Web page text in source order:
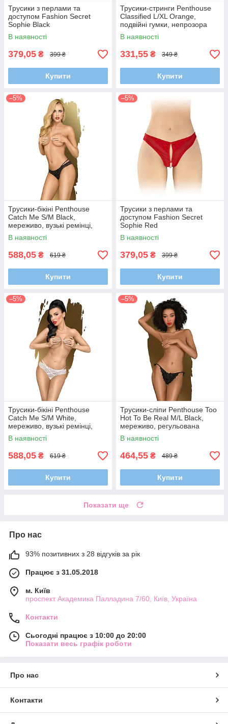
Трусики з перлами та
доступом Fashion Secret
Sophie Black
В наявності
379,05 ₴ 399 ₴
Купити
Трусики-стринги Penthouse
Classified L/XL Orange,
подвійні гумки, непрозора
вставка та бантик
В наявності
331,55 ₴ 349 ₴
Купити
–5%
Трусики-бікіні Penthouse
Catch Me S/M Black,
мереживо, вузькі ремінці,
вирізи на сідницях, бантик
В наявності
588,05 ₴ 619 ₴
Купити
–5%
Трусики з перлами та
доступом Fashion Secret
Sophie Red
В наявності
379,05 ₴ 399 ₴
Купити
–5%
Трусики-бікіні Penthouse
Catch Me S/M White,
мереживо, вузькі ремінці,
вирізи на сідницях, бантик
В наявності
588,05 ₴ 619 ₴
Купити
–5%
Трусики-сліпи Penthouse Too
Hot To Be Real M/L Black,
мереживо, регульована
посадка
В наявності
464,55 ₴ 489 ₴
Купити
Показати ще
Про нас
93% позитивних з 28 відгуків за рік
Працює з 31.05.2018
м. Київ
проспект Академика Палладина 7/60, Київ, Україна
Контакти
Сьогодні працює з 10:00 до 20:00
Показати весь графік роботи
Про нас
Контакти